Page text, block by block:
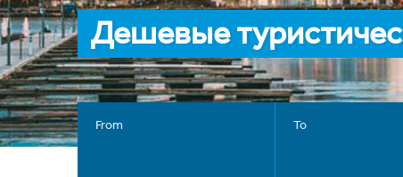
Дешевые
From To